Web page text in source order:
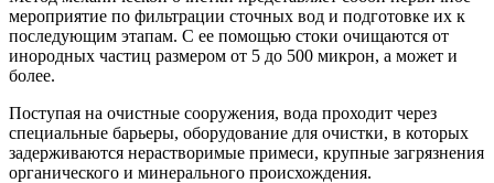
мероприятие по фильтрации сточных вод и подготовке их к
последующим этапам. С ее помощью стоки очищаются от
инородных частиц размером от 5 до 500 микрон, а может и
более.
Поступая на очистные сооружения, вода проходит через
специальные барьеры, оборудование для очистки, в которых
задерживаются нерастворимые примеси, крупные загрязнения
органического и минерального происхождения.